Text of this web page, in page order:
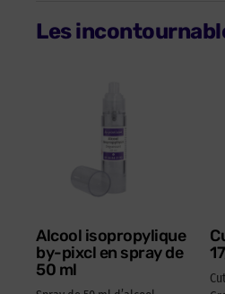
Les
Alcool isopropylique
by-pixcl en spray de
50 ml